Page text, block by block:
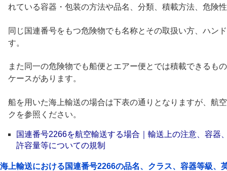
れている容器・包装の方法や品名、分類、積載方法、危険
同じ国連番号をもつ危険物でも名称とその取扱い方、ハン
す。
また同一の危険物でも船便とエアー便とでは積載できるも
ケースがあります。
船を用いた海上輸送の場合は下表の通りとなりますが、航
クを参照ください。
国連番号2266を航空輸送する場合｜輸送上の注意、容器
許容量等についての規制
海上輸送における国連番号2266の品名、クラス、容器等級、